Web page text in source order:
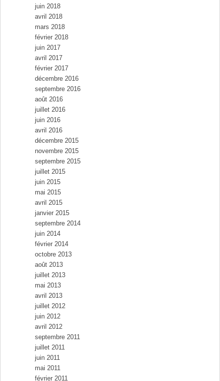
juin 2018
avril 2018
mars 2018
février 2018
juin 2017
avril 2017
février 2017
décembre 2016
septembre 2016
août 2016
juillet 2016
juin 2016
avril 2016
décembre 2015
novembre 2015
septembre 2015
juillet 2015
juin 2015
mai 2015
avril 2015
janvier 2015
septembre 2014
juin 2014
février 2014
octobre 2013
août 2013
juillet 2013
mai 2013
avril 2013
juillet 2012
juin 2012
avril 2012
septembre 2011
juillet 2011
juin 2011
mai 2011
février 2011